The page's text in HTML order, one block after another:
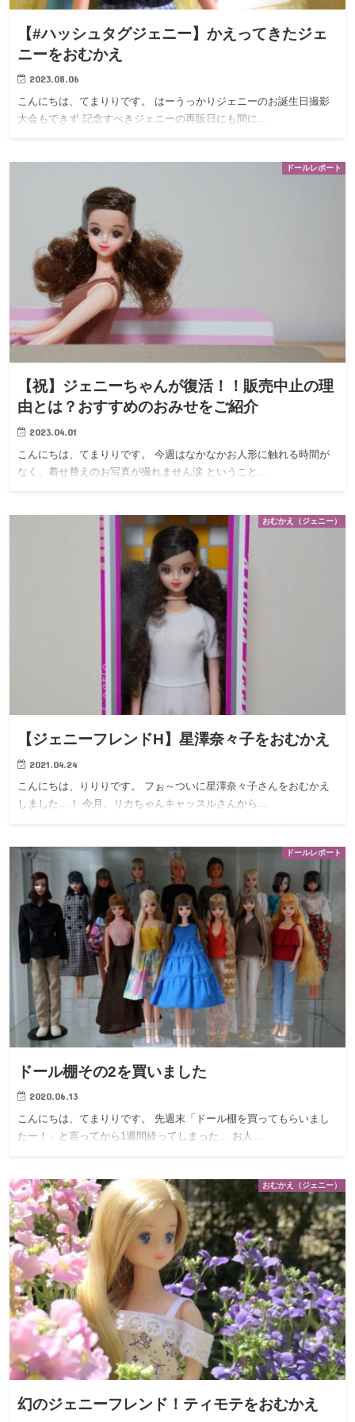
【#ハッシュタグジェニー】かえってきたジェ
ニーをおむかえ
2023.08.06
こんにちは、てまりりです。 はーうっかりジェニーのお誕生日撮影
大会もできず 記念すべきジェニーの再販日にも間に…
ドールレポート
【祝】ジェニーちゃんが復活！！販売中止の理
由とは？おすすめのおみせをご紹介
2023.04.01
こんにちは、てまりりです。 今週はなかなかお人形に触れる時間が
なく、着せ替えのお写真が撮れません涙 ということ…
おむかえ（ジェニー）
【ジェニーフレンドH】星澤奈々子をおむかえ
2021.04.24
こんにちは、りりりです。 フぉ～ついに星澤奈々子さんをおむかえ
しました…！ 今月、リカちゃんキャッスルさんから…
ドールレポート
ドール棚その2を買いました
2020.06.13
こんにちは、てまりりです。 先週末「ドール棚を買ってもらいまし
たー！」と言ってから1週間経ってしまった… お人…
おむかえ（ジェニー）
幻のジェニーフレンド！ティモテをおむかえ